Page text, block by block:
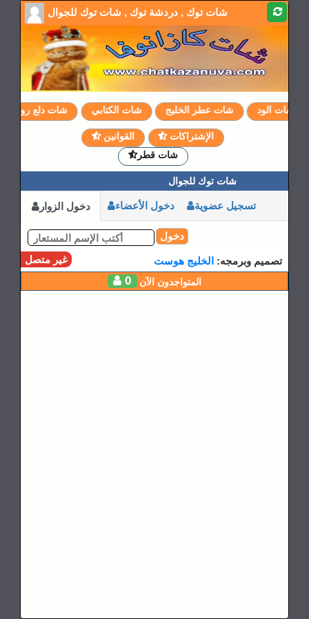
شات توك , دردشة توك , شات توك للجوال
شات دلع روحي شات الكتابي شات عطر الخليج شات الود
القوانين
الإشتراكات
شات قطر
شات توك للجوال
دخول الزوار دخول الأعضاء تسجيل عضوية
دخول
غير متصل
تصميم وبرمجه: الخليج هوست
0 المتواجدون الآن